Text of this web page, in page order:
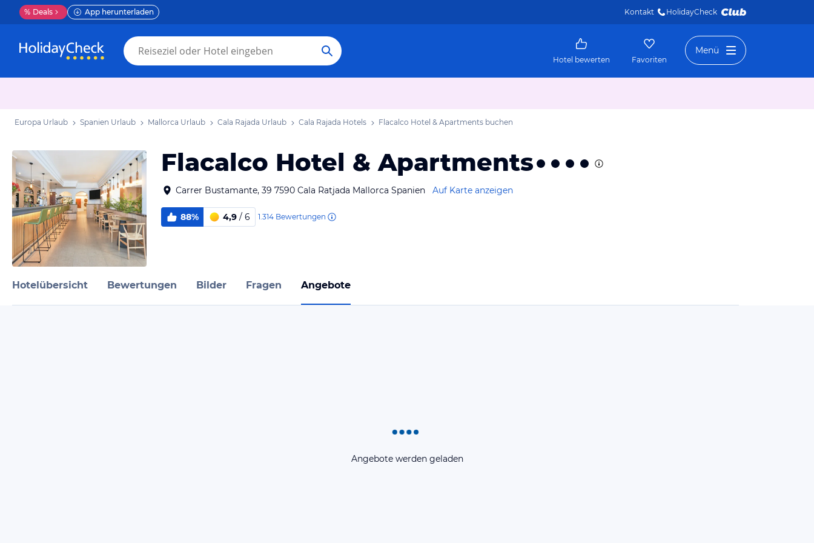
% Deals App herunterladen Kontakt HolidayCheck
Hotel bewerten Favoriten
Menü
Europa Urlaub Spanien Urlaub Mallorca Urlaub Cala Rajada Urlaub Cala Rajada Hotels Flacalco Hotel & Apartments buchen
Flacalco Hotel & Apartments
Carrer Bustamante, 39 7590 Cala Ratjada Mallorca Spanien Auf Karte anzeigen
88% 4,9 / 6 1.314 Bewertungen
Hotelübersicht Bewertungen Bilder Fragen Angebote
Angebote werden geladen